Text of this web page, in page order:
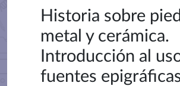
Historia sobre
metal y cerámica.
Introducción al
fuentes